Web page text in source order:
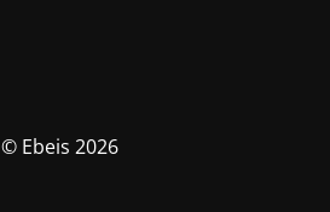
© Ebeis 2026